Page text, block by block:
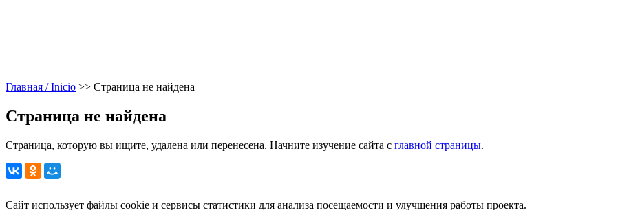
Главная / Inicio >> Страница не найдена
Страница не найдена
Страница, которую вы ищите, удалена или перенесена. Начните изучение сайта с главной страницы.
Сайт использует файлы cookie и сервисы статистики для анализа посещаемости и улучшения работы проекта.